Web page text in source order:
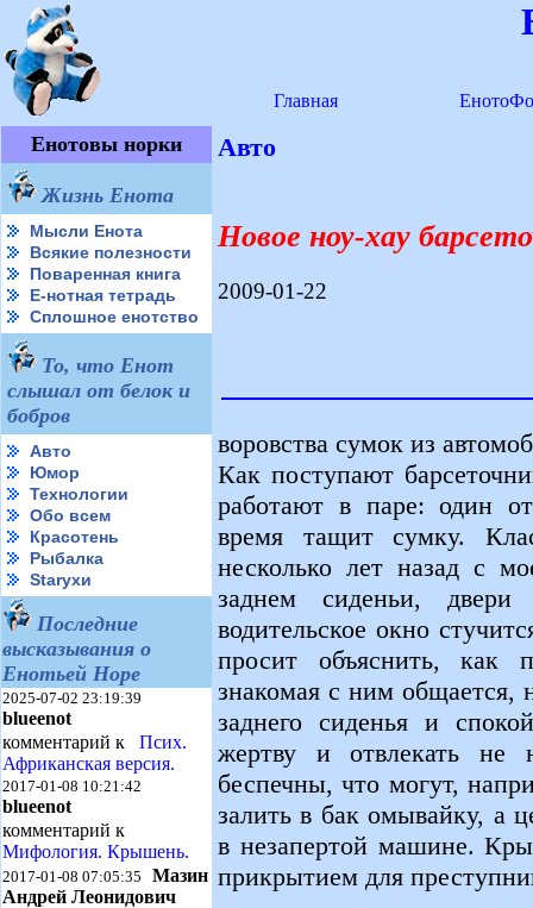
Главная
Енотовы норки
Жизнь Енота
Мысли Енота
Всякие полезности
Поваренная книга
Е-нотная тетрадь
Сплошное енотство
То, что Енот
слышал от белок и
бобров
Авто
Юмор
Технологии
Обо всем
Красотень
Рыбалка
Starухи
Последние
высказывания о
Енотьей Норе
2025-07-02 23:19:39
blueenot
комментарий к Псих.
Африканская версия.
2017-01-08 10:21:42
blueenot
комментарий к
Мифология. Крышень.
2017-01-08 07:05:35 Мазин
Андрей Леонидович
Авто
Новое ноу-хау
2009-01-22
воровства сумок из
Как поступают
работают в паре: один
время тащит сумку.
несколько лет назад с
заднем сиденьи,
водительское окно
просит объяснить, как
знакомая с ним общается,
заднего сиденья и
жертву и отвлекать не
беспечны, что могут,
залить в бак омывайку, а
в незапертой машине.
прикрытием для